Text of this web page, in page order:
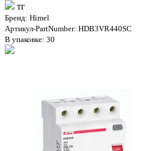
тг
Бренд: Himel
Артикул-PartNumber: HDB3VR440SC
В упаковке: 30